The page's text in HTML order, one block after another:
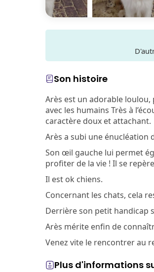
Son histoire
Arès est un adorable
avec les humains Très à
caractère doux et attachant.
Arès a subi une énucléation
Son œil gauche lui permet
profiter de la vie ! Il se
Il est ok chiens.
Concernant les chats, cela
Derrière son petit handicap
Arès mérite enfin de
Venez vite le rencontrer au
Plus d'informations